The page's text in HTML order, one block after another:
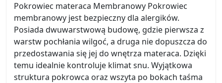
Pokrowiec materaca Membranowy Pokrowiec
membranowy jest bezpieczny dla alergików.
Posiada dwuwarstwową budowę, gdzie pierwsza z
warstw pochłania wilgoć, a druga nie dopuszcza do
przedostawania się jej do wnętrza materaca. Dzięki
temu idealnie kontroluje klimat snu. Wyjątkowa
struktura pokrowca oraz wszyta po bokach taśma